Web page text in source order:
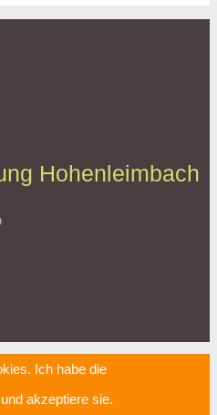
Hohenleimbach
Ich habe die
akzeptiere sie.